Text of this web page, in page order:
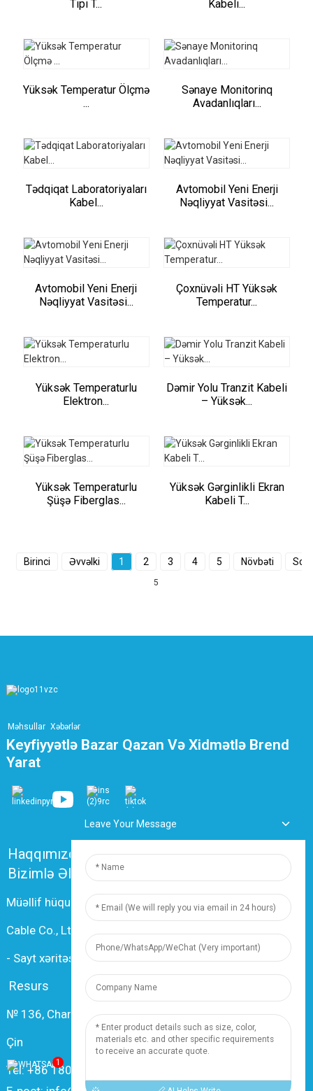
Tipi T...
Kabeli...
Yüksək Temperatur Ölçmə
...
Sənaye Monitorinq
Avadanlıqları...
Tədqiqat Laboratoriyaları
Kabel...
Avtomobil Yeni Enerji
Nəqliyyat Vasitəsi...
Avtomobil Yeni Enerji
Nəqliyyat Vasitəsi...
Çoxnüvəli HT Yüksək
Temperatur...
Yüksək Temperaturlu
Elektron...
Dəmir Yolu Tranzit Kabeli
– Yüksək...
Yüksək Temperaturlu
Şüşə Fiberglas...
Yüksək Gərginlikli Ekran
Kabeli T...
Birinci Əvvəlki 1 2 3 4 5 Növbəti
5
Məhsullar Xəbərlər
Keyfiyyətlə Bazar Qazan Və Xidmətlə Brend
Yarat
Haqqımızda
Tez-tez verilən suallar
Bizimlə Əlaqə
Müəllif hüquqları © 2024 Shanghai Dingzun Electric &
Cable Co., Ltd. Bütün hüquqlar qorunur.
- Sayt xəritəsi - Resource
Resurs
№ 136, Changxiang Rd., Nanxiang Town, 201802, Şanxay,
Çin
Tel: +86 18019377761
1
Leave Your Message